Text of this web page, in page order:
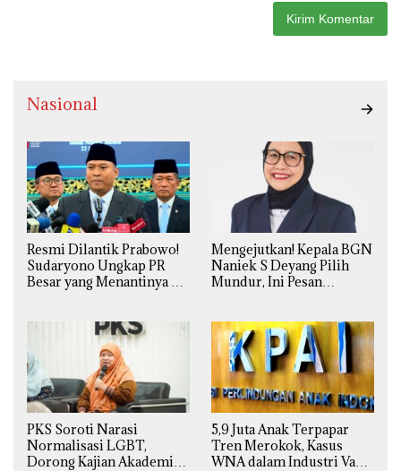
Nasional
Resmi Dilantik Prabowo!
Sudaryono Ungkap PR
Besar yang Menantinya di
Mengejutkan! Kepala BGN
Naniek S Deyang Pilih
Mundur, Ini Pesan
PKS Soroti Narasi
Normalisasi LGBT,
Dorong Kajian Akademik
5,9 Juta Anak Terpapar
Tren Merokok, Kasus
WNA dalam Industri Vape